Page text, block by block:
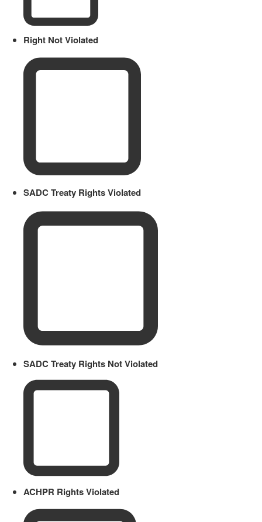
Right Not Violated
SADC Treaty Rights Violated
SADC Treaty Rights Not Violated
ACHPR Rights Violated